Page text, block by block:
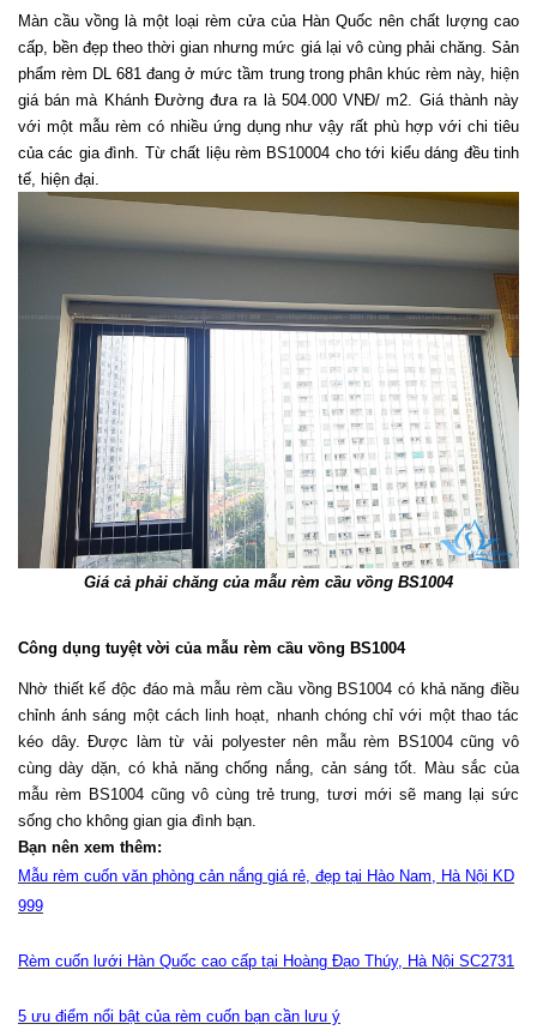
Màn cầu vồng là một loại rèm cửa của Hàn Quốc nên chất lượng cao
cấp, bền đẹp theo thời gian nhưng mức giá lại vô cùng phải chăng. Sản
phẩm rèm DL 681 đang ở mức tầm trung trong phân khúc rèm này, hiện
giá bán mà Khánh Đường đưa ra là 504.000 VNĐ/ m2. Giá thành này
với một mẫu rèm có nhiều ứng dụng như vậy rất phù hợp với chi tiêu
của các gia đình. Từ chất liệu rèm BS10004 cho tới kiểu dáng đều tinh
tế, hiện đại.
Giá cả phải chăng của mẫu rèm cầu vồng BS1004
Công dụng tuyệt vời của mẫu rèm cầu vồng BS1004
Nhờ thiết kế độc đáo mà mẫu rèm cầu vồng BS1004 có khả năng điều
chỉnh ánh sáng một cách linh hoạt, nhanh chóng chỉ với một thao tác
kéo dây. Được làm từ vải polyester nên mẫu rèm BS1004 cũng vô
cùng dày dặn, có khả năng chống nắng, cản sáng tốt. Màu sắc của
mẫu rèm BS1004 cũng vô cùng trẻ trung, tươi mới sẽ mang lại sức
sống cho không gian gia đình bạn.
Bạn nên xem thêm:
Mẫu rèm cuốn văn phòng cản nắng giá rẻ, đẹp tại Hào Nam, Hà Nội KD
999
Rèm cuốn lưới Hàn Quốc cao cấp tại Hoàng Đạo Thúy, Hà Nội SC2731
5 ưu điểm nổi bật của rèm cuốn bạn cần lưu ý